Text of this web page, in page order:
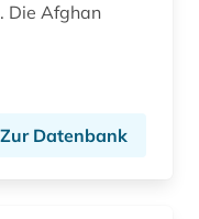
geschichte &lt;1946-1996&gt; (1)
Die Afghan
Zur Datenbank